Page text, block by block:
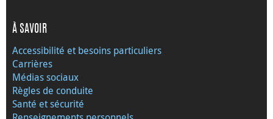
À SAVOIR
Accessibilité et besoins particuliers
Carrières
Médias sociaux
Règles de conduite
Santé et sécurité